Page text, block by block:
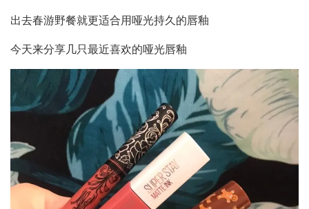
出去春游野餐就更适合用哑光持久的唇釉
今天来分享几只最近喜欢的哑光唇釉